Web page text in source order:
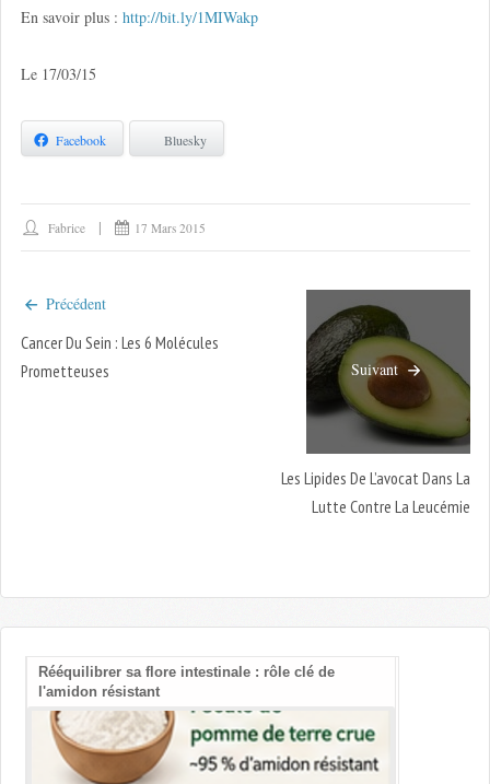
En savoir plus : http://bit.ly/1MIWakp
Le 17/03/15
Facebook Bluesky
Fabrice 17 Mars 2015
Précédent
Cancer Du Sein : Les 6 Molécules
Prometteuses
Suivant
Les Lipides De L’avocat Dans La
Lutte Contre La Leucémie
Rééquilibrer sa flore intestinale : rôle clé de
l'amidon résistant